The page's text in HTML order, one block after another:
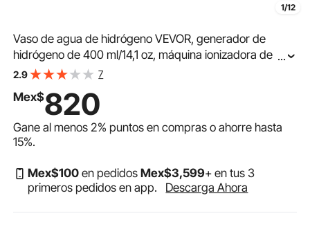
1/12
Vaso de agua de hidrógeno VEVOR, generador de
hidrógeno de 400 ml/14,1 oz, máquina ionizadora de
agua de hidrógeno portátil con tecnología SPE y base
vaso de vidrio para la salud.
...
2.9 7
Mex$820
Gane al menos2% puntos en compras o ahorre hasta
15%.
Mex$100 en pedidosMex$3,599+ en tus 3
primeros pedidos en app.
Descarga Ahora